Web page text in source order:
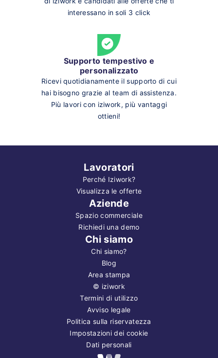
interessano in soli 3 click
Supporto tempestivo e
personalizzato
Ricevi quotidianamente il supporto di cui
hai bisogno grazie al team di assistenza.
Più lavori con iziwork, più vantaggi
ottieni!
Lavoratori
Perché Iziwork?
Visualizza le offerte
Aziende
Spazio commerciale
Richiedi una demo
Chi siamo
Chi siamo?
Blog
Area stampa
© iziwork
Termini di utilizzo
Avviso legale
Politica sulla riservatezza
Impostazioni dei cookie
Dati personali